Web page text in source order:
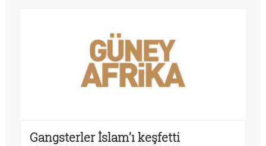
Gangsterler İslam’ı keşfetti